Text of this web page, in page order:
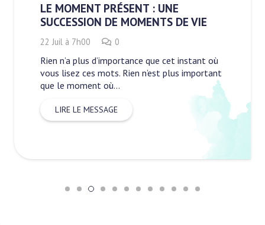
LE MOMENT PRÉSENT : UNE
SUCCESSION DE MOMENTS DE VIE
22 Juil à 7h00 0
Rien n’a plus d’importance que cet instant où
vous lisez ces mots. Rien n’est plus important
que le moment où…
LIRE LE MESSAGE